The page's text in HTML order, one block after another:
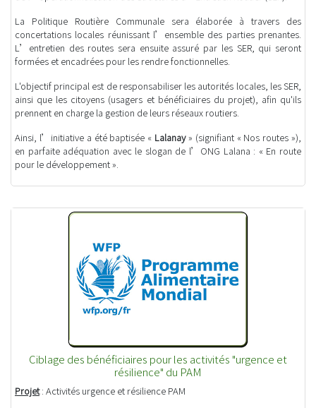
La Politique Routière Communale sera élaborée à travers des
concertations locales réunissant l’ensemble des parties prenantes.
L’entretien des routes sera ensuite assuré par les SER, qui seront
formées et encadrées pour les rendre fonctionnelles.
L'objectif principal est de responsabiliser les autorités locales, les SER,
ainsi que les citoyens (usagers et bénéficiaires du projet), afin qu'ils
prennent en charge la gestion de leurs réseaux routiers.
Ainsi, l’initiative a été baptisée « Lalanay» (signifiant « Nos routes »),
en parfaite adéquation avec le slogan de l’ONG Lalana : « En route
pour le développement ».
Ciblage des bénéficiaires pour les activités "urgence et
résilience" du PAM
Projet: Activités urgence et résilience PAM